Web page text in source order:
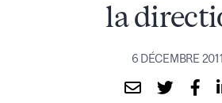
la
6 DÉCEMBRE 2011